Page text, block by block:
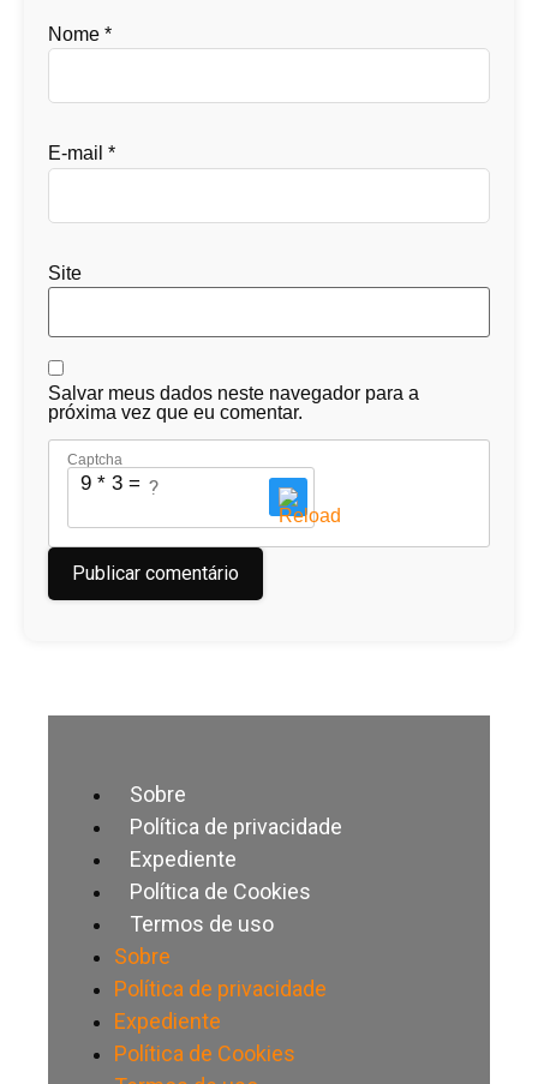
Nome *
E-mail *
Site
Salvar meus dados neste navegador para a
próxima vez que eu comentar.
Captcha
9 * 3 = ?
Sobre
Política de privacidade
Expediente
Política de Cookies
Termos de uso
Sobre
Política de privacidade
Expediente
Política de Cookies